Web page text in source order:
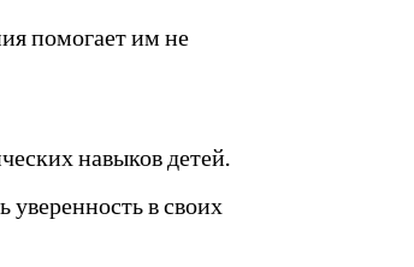
помогает им не
навыков детей.
в своих